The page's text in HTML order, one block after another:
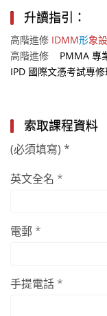
升讀指引：
高階進修 IDMM形象
高階進修 PMMA 專
IPD 國際文憑考試專
索取課程資料
(必須填寫) *
英文全名 *
電郵 *
手提電話 *